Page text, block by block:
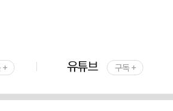
+ 유튜브 구독 +